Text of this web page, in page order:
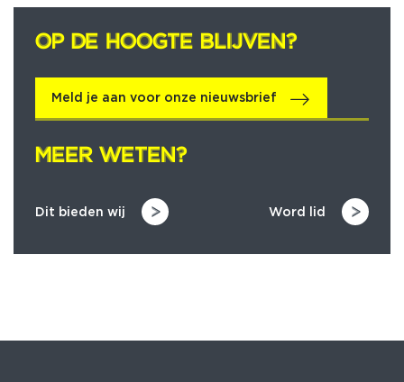
OP DE HOOGTE BLIJVEN?
OP DE HOOGTE BLIJVEN?
Meld je aan voor onze nieuwsbrief
MEER WETEN?
MEER WETEN?
Dit bieden wij Word lid